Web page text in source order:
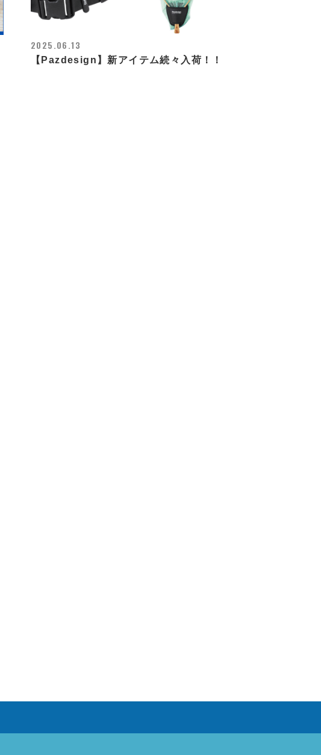
2025.06.13
【Pazdesign】新アイテム続々入荷！！